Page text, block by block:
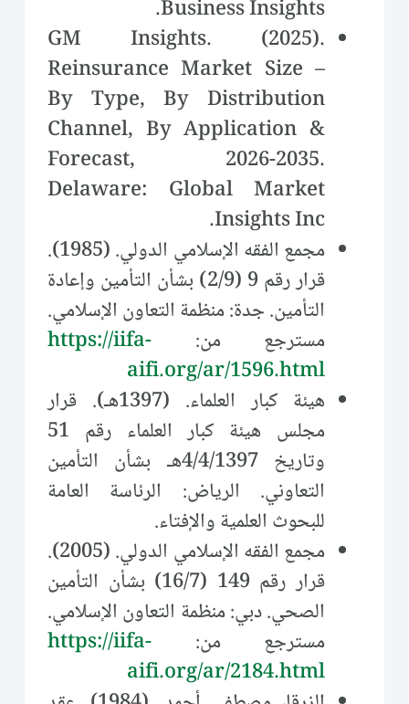
Business Insights.
GM Insights. (2025).
Reinsurance Market Size –
By Type, By Distribution
Channel, By Application &
Forecast, 2026-2035.
Delaware: Global Market
Insights Inc.
مجمع الفقه الإسلامي الدولي. (1985).
قرار رقم 9 (2/9) بشأن التأمين وإعادة
التأمين. جدة: منظمة التعاون الإسلامي.
مسترجع من:https://iifa-
aifi.org/ar/1596.html
هيئة كبار العلماء. (1397هـ). قرار
مجلس هيئة كبار العلماء رقم 51
وتاريخ 4/4/1397هـ بشأن التأمين
التعاوني. الرياض: الرئاسة العامة
للبحوث العلمية والإفتاء.
مجمع الفقه الإسلامي الدولي. (2005).
قرار رقم 149 (16/7) بشأن التأمين
الصحي. دبي: منظمة التعاون الإسلامي.
مسترجع من:https://iifa-
aifi.org/ar/2184.html